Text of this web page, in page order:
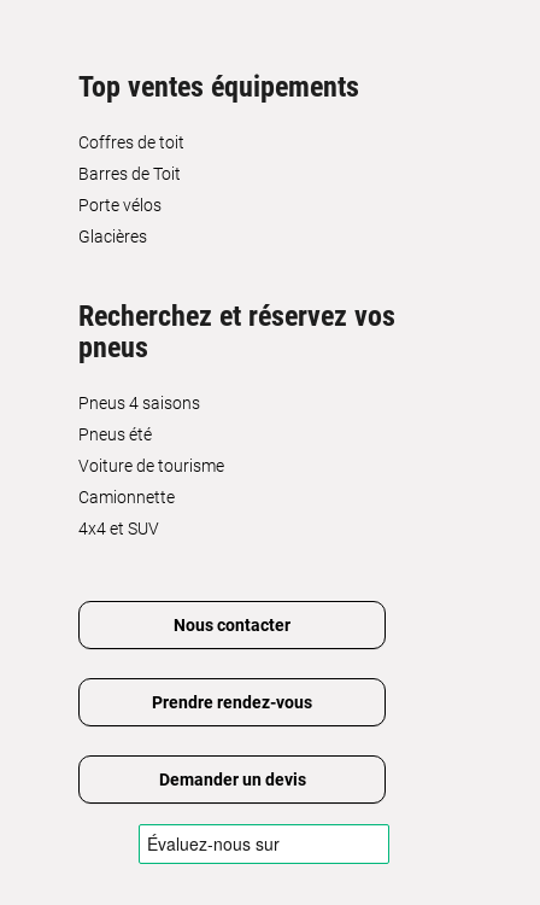
Top ventes équipements
Coffres de toit
Barres de Toit
Porte vélos
Glacières
Recherchez et réservez vos
pneus
Pneus 4 saisons
Pneus été
Voiture de tourisme
Camionnette
4x4 et SUV
Nous contacter
Prendre rendez-vous
Demander un devis